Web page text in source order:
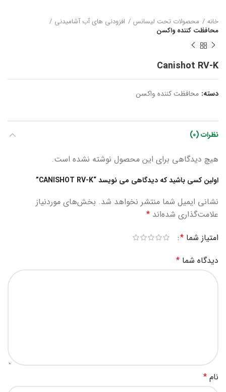
خانه محصولات تحت لیسانس
افزودنی های آب آشامیدنی
محافظت کننده واکسن
Canishot RV-K
دسته: محافظت کننده واکسن
نظرات (0)
هیچ دیدگاهی برای این محصول نوشته نشده است.
اولین کسی باشید که دیدگاهی می نویسد “CANISHOT RV-K”
نشانی ایمیل شما منتشر نخواهد شد. بخش‌های موردنیاز
علامت‌گذاری شده‌اند *
امتیاز شما *
دیدگاه شما *
نام *